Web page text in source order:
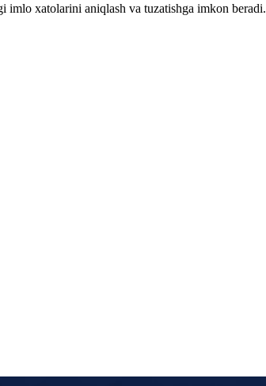
xatolarini aniqlash va tuzatishga imkon beradi.